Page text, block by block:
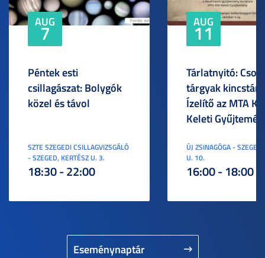
Eseménynaptár
AUG
7
Péntek esti
csillagászat: Bolygók
közel és távol
SZTE SZEGEDI CSILLAGVIZSGÁLÓ
- SZEGED, KERTÉSZ U. 3.
18:30 - 22:00
AUG
11
Tárlatnyitó:
tárgyak
Ízelítő az MTA
Keleti
ÚJ ZSINAGÓGA -
U. 10.
16:00 - 18:00